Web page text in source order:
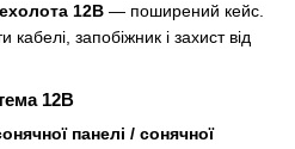
12В — поширений кейс.
запобіжник і захист від
12В
панелі / сонячної